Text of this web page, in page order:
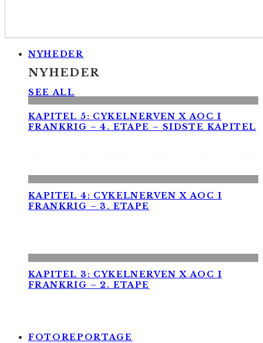
NYHEDER
NYHEDER
SEE ALL
KAPITEL 5: CYKELNERVEN X AOC I
FRANKRIG – 4. ETAPE – SIDSTE KAPITEL
KAPITEL 4: CYKELNERVEN X AOC I
FRANKRIG – 3. ETAPE
KAPITEL 3: CYKELNERVEN X AOC I
FRANKRIG – 2. ETAPE
FOTOREPORTAGE